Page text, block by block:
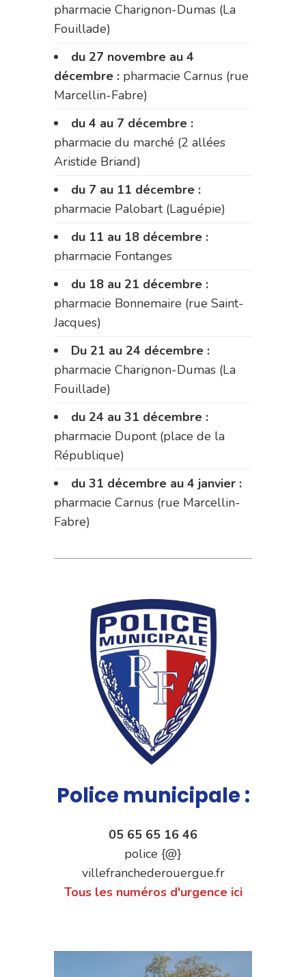
pharmacie Charignon-Dumas (La
Fouillade)
du 27 novembre au 4
décembre : pharmacie Carnus (rue
Marcellin-Fabre)
du 4 au 7 décembre :
pharmacie du marché (2 allées
Aristide Briand)
du 7 au 11 décembre :
pharmacie Palobart (Laguépie)
du 11 au 18 décembre :
pharmacie Fontanges
du 18 au 21 décembre :
pharmacie Bonnemaire (rue Saint-
Jacques)
Du 21 au 24 décembre :
pharmacie Charignon-Dumas (La
Fouillade)
du 24 au 31 décembre :
pharmacie Dupont (place de la
République)
du 31 décembre au 4 janvier :
pharmacie Carnus (rue Marcellin-
Fabre)
Police municipale :
05 65 65 16 46
police {@}
villefranchederouergue.fr
Tous les numéros d'urgence ici